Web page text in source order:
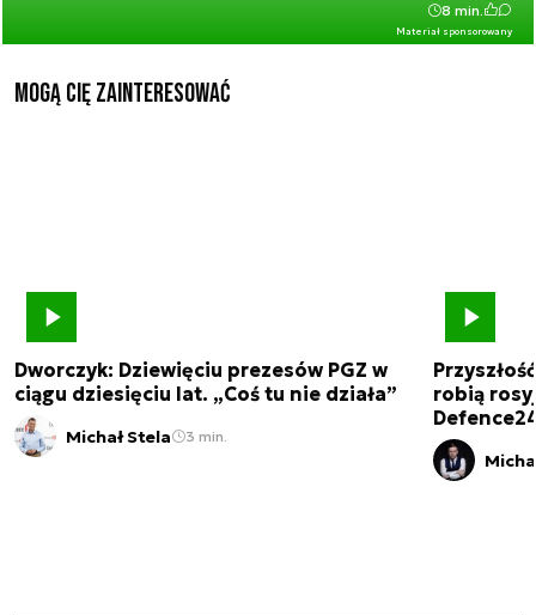
Materiał sponsorowany
8 min.
Mogą Cię zainteresować
Dworczyk: Dziewięciu prezesów PGZ w
ciągu dziesięciu lat. „Coś tu nie działa”
Michał Stela 3 min.
robią